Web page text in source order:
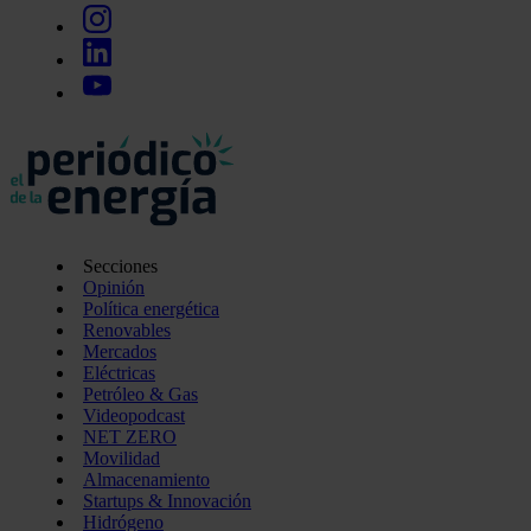
Secciones
Opinión
Política energética
Renovables
Mercados
Eléctricas
Petróleo & Gas
Videopodcast
NET ZERO
Movilidad
Almacenamiento
Startups & Innovación
Hidrógeno